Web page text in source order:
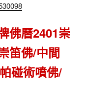
佛曆2401崇
笛佛/中間
碰術噴佛/